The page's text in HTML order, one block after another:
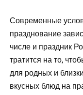
Современные
празднование
числе и праздник
тратится на то,
для родных и
вкусных блюд на